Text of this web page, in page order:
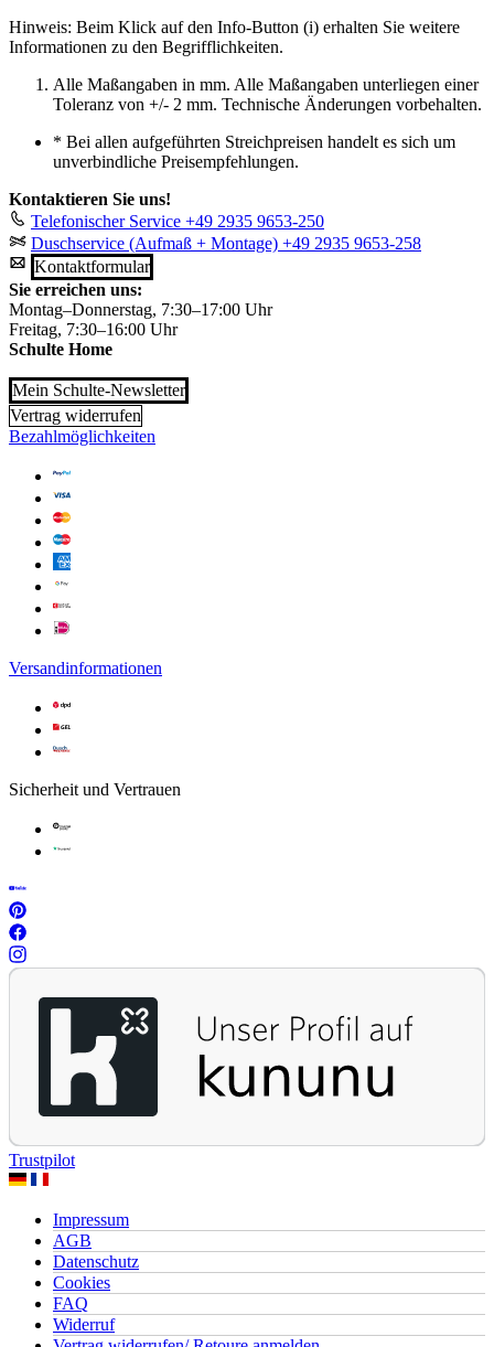
Hinweis: Beim Klick auf den Info-Button (i) erhalten Sie weitere
Informationen zu den Begrifflichkeiten.
Alle Maßangaben in mm. Alle Maßangaben unterliegen einer
Toleranz von +/- 2 mm. Technische Änderungen vorbehalten.
* Bei allen aufgeführten Streichpreisen handelt es sich um
unverbindliche Preisempfehlungen.
Kontaktieren Sie uns!
Telefonischer Service +49 2935 9653-250
Duschservice (Aufmaß + Montage) +49 2935 9653-258
Kontaktformular
Sie erreichen uns:
Montag–Donnerstag, 7:30–17:00 Uhr
Freitag, 7:30–16:00 Uhr
Schulte Home
Mein Schulte-Newsletter
Vertrag widerrufen
Bezahlmöglichkeiten
Versandinformationen
Sicherheit und Vertrauen
Trustpilot
Impressum
AGB
Datenschutz
Cookies
FAQ
Widerruf